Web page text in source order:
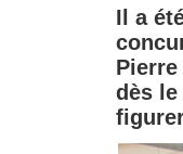
Il a
dès